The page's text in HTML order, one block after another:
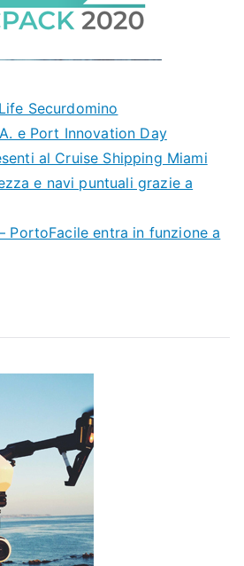
Securdomino
e Port Innovation Day
al Cruise Shipping Miami
e navi puntuali grazie a
PortoFacile entra in funzione a